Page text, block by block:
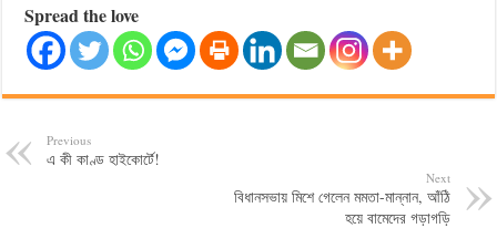
Spread the love
Previous
এ কী কাণ্ড হাইকোর্টে!
Next
বিধানসভায় মিশে গেলেন মমতা-মান্নান, আঁঠি
হয়ে বামেদের গড়াগড়ি